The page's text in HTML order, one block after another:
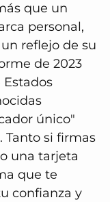
que un
personal,
reflejo de su
de 2023
único"
Tanto si firmas
una tarjeta
que te
confianza y